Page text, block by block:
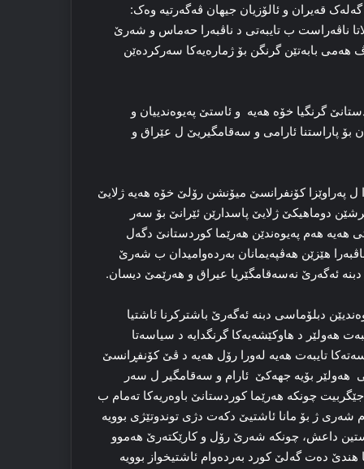
قەیران و ئالۆزیان جیهان ڤەگەرتیە وەک:
ناڤەراست ب تایبەتی د ناڤبەرا حەماس و شەرێ
هەمی بابەتێن گرنگن بۆ ژمارەیەکا سەرکردەێن
گرنگیا خۆە هەیە و ئاستێ په‌يوه‌نديیان و
بۆ پاراستنا ئارامى و سه‌قامگيریێ ل عێراق و
کۆنفرانسێ میۆنشن رۆلێ خۆە هەیە ژلایێ
دوماهیکێ ژلایێ پاسدارێن ئێرانێ بۆ سەر
هەیە هەم پەیوەندێن هەرێما کوردستانێ دگەل
هێزێن هەڤپەیمانان بەردەوامیدان ب شەرێ
ئەگەرێ نەسەقامگێریا عیراق و هەرێمێ دیسان.
دبلۆماسی دبنە ئەگەرێ باشترکرنا ئاشتیا
هەولێر د هاوکێشەیەکا گرنگدایە د سیاسەتا
تایبەت هەیە لەورا رۆل هەیە د ڤێ کۆنفڕانسێ
هەولێر بۆیە جهەکێ ئارام و سەقامگیر ل سەر
چونکە هەرێما کوردستانێ باوەریەکا تەمام ب
شەری ژ بۆ مانا ئاشتیێ دکەت دژی توندوتێژی بوویە
داعش، چونکە شەرێ رۆل و کارێکتەرێ هەموو
دەت گەلێ کورد بەردەوام ئاشتیخواز بوویە